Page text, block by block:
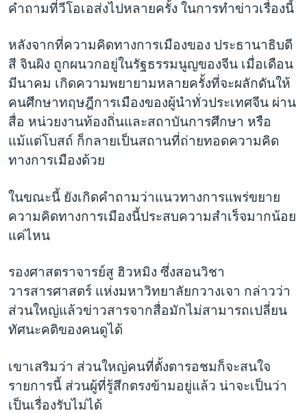
คำถามที่วีโอเอส่งไปหลายครั้ง ในการทำข่าวเรื่องนี้
หลังจากที่ความคิดทางการเมืองของ ประธานาธิบดี
สี จินผิง ถูกผนวกอยู่ในรัฐธรรมนูญของจีน เมื่อเดือน
มีนาคม เกิดความพยายามหลายครั้งที่จะผลักดันให้
คนศึกษาทฤษฎีการเมืองของผู้นำทั่วประเทศจีน ผ่าน
สื่อ หน่วยงานท้องถิ่นและสถาบันการศึกษา หรือ
แม้แต่โบสถ์ ก็กลายเป็นสถานที่ถ่ายทอดความคิด
ทางการเมืองด้วย
ในขณะนี้ ยังเกิดคำถามว่าแนวทางการแพร่ขยาย
ความคิดทางการเมืองนี้ประสบความสำเร็จมากน้อย
แค่ไหน
รองศาสตราจารย์สู ฮิวหมิง ซึ่งสอนวิชา
วารสารศาสตร์ แห่งมหาวิทยาลัยกวางเจา กล่าวว่า
ส่วนใหญ่แล้วข่าวสารจากสื่อมักไม่สามารถเปลี่ยน
ทัศนะคติของคนดูได้
เขาเสริมว่า ส่วนใหญ่คนที่ตั้งตารอชมก็จะสนใจ
รายการนี้ ส่วนผู้ที่รู้สึกตรงข้ามอยู่แล้ว น่าจะเป็นว่า
เป็นเรื่องรับไม่ได้